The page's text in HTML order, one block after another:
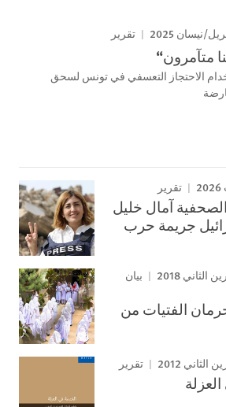
تقرير
متآمرون“
الاحتجاز التعسفي في تونس لسحق
تقرير
آمال خليل
جريمة حرب
بيان
الفتيات من
تقرير